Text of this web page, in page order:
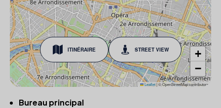
ITINÉRAIRE STREET VIEW
+
−
Leaflet|© OpenStreetMap contributors
Bureau principal